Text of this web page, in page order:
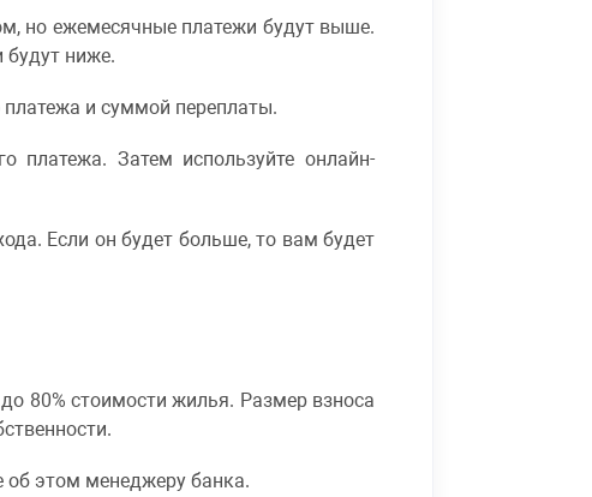
но ежемесячные платежи будут выше.
будут ниже.
и суммой переплаты.
платежа. Затем используйте онлайн-
Если он будет больше, то вам будет
80% стоимости жилья. Размер взноса
об этом менеджеру банка.